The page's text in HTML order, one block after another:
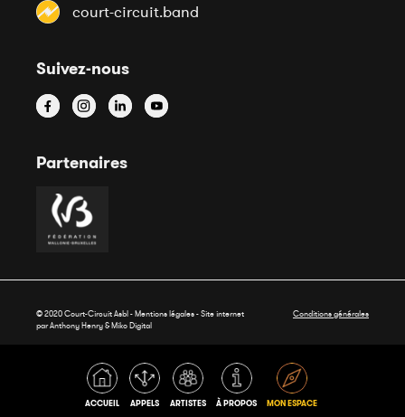
ACCUEIL APPELS ARTISTES À PROPOS MON ESPACE
court-circuit.band
Suivez-nous
Partenaires
© 2020 Court-Circuit Asbl - Mentions légales - Site internet
par Anthony Henry &Miko Digital
Conditions générales